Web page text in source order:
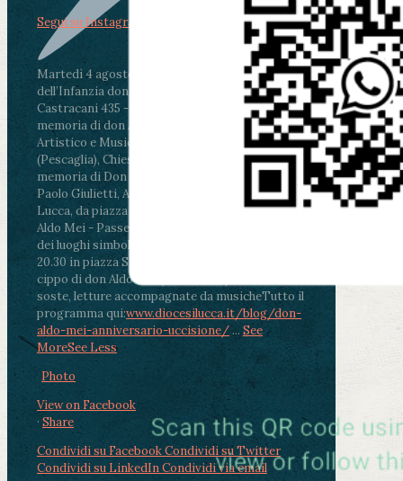
Martedì 4 agosto2026
ore 11:30 - Lucca, Scuola
dell’Infanzia don Aldo Mei - Viale Castruccio
Castracani 435 - Inaugurazione murales in
memoria di don Aldo Mei curato dal Liceo
Artistico e Musicale “Passaglia”
ore 18 - Fiano
(Pescaglia), Chiesa parrocchiale - Messa in
memoria di Don Aldo Mei celebrata da mons.
Paolo Giulietti, Arcivescovo di Lucca
ore 20.30 -
Lucca, da piazza San Michele al Cippo di don
Aldo Mei - Passeggiata della Memoria in alcuni
dei luoghi simbolo della città. Ritrovo alle ore
20.30 in piazza San Michele con conclusione al
cippo di don Aldo Mei (Porta Elisa). Durante le
soste, letture accompagnate da musicheTutto il
programma qui:www.diocesilucca.it/blog/don-
aldo-mei-anniversario-uccisione/ ... See
MoreSee Less
Photo
View on Facebook
· Share
Condividi su FacebookCondividi su Twitter
Condividi su LinkedInCondividi via email
Segui su Instagram